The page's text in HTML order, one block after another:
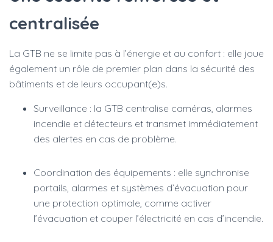
centralisée
La GTB ne se limite pas à l’énergie et au confort : elle joue
également un rôle de premier plan dans la sécurité des
bâtiments et de leurs occupant(e)s.
Surveillance : la GTB centralise caméras, alarmes
incendie et détecteurs et transmet immédiatement
des alertes en cas de problème.
Coordination des équipements : elle synchronise
portails, alarmes et systèmes d’évacuation pour
une protection optimale, comme activer
l’évacuation et couper l’électricité en cas d’incendie.